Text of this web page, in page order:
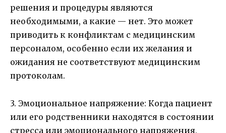
решения и процедуры являются
необходимыми, а какие — нет. Это может
приводить к конфликтам с медицинским
персоналом, особенно если их желания и
ожидания не соответствуют медицинским
протоколам.
3. Эмоциональное напряжение: Когда пациент
или его родственники находятся в состоянии
стресса или эмоционального напряжения,